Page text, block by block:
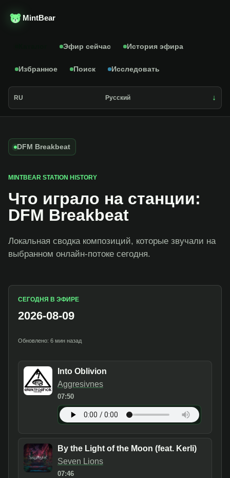
MintBear
Эфир сейчас История эфира
Избранное Поиск Исследовать
RU Русский
DFM Breakbeat
MINTBEAR STATION HISTORY
Что играло на станции:
DFM Breakbeat
Локальная сводка композиций, которые звучали на
выбранном онлайн-потоке сегодня.
СЕГОДНЯ В ЭФИРЕ
2026-08-09
Обновлено: 6 мин назад
Into Oblivion
Aggresivnes
07:50
By the Light of the Moon (feat. Kerli)
Seven Lions
07:46